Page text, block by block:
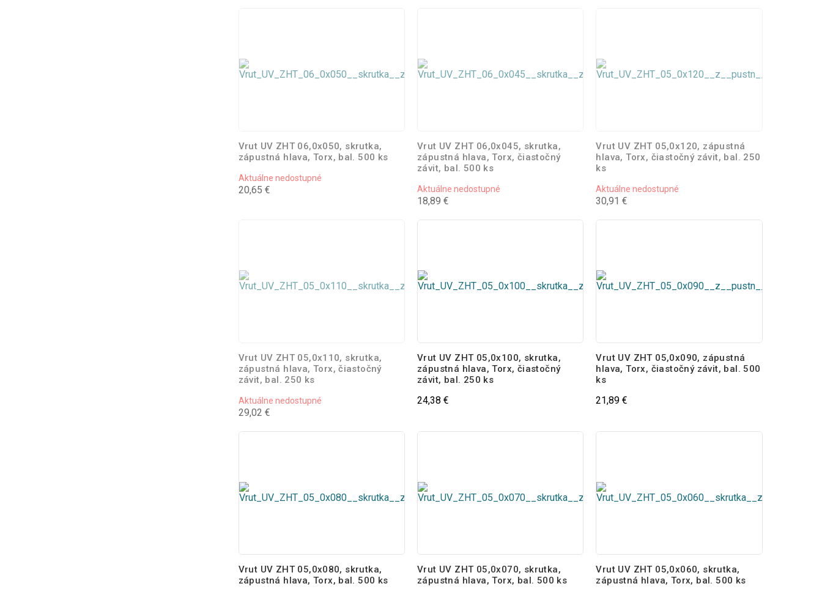
Vrut UV ZHT 06,0x050, skrutka,
zápustná hlava, Torx, bal. 500 ks
Aktuálne nedostupné
20,65 €
Vrut UV ZHT 06,0x045, skrutka,
zápustná hlava, Torx, čiastočný
závit, bal. 500 ks
Aktuálne nedostupné
18,89 €
Vrut UV ZHT 05,0x120, zápustná
hlava, Torx, čiastočný závit, bal. 250
ks
Aktuálne nedostupné
30,91 €
Vrut UV ZHT 05,0x110, skrutka,
zápustná hlava, Torx, čiastočný
závit, bal. 250 ks
Aktuálne nedostupné
29,02 €
Vrut UV ZHT 05,0x100, skrutka,
zápustná hlava, Torx, čiastočný
závit, bal. 250 ks
24,38 €
Vrut UV ZHT 05,0x090, zápustná
hlava, Torx, čiastočný závit, bal. 500
ks
21,89 €
Vrut UV ZHT 05,0x080, skrutka,
zápustná hlava, Torx, bal. 500 ks
Vrut UV ZHT 05,0x070, skrutka,
zápustná hlava, Torx, bal. 500 ks
Vrut UV ZHT 05,0x060, skrutka,
zápustná hlava, Torx, bal. 500 ks